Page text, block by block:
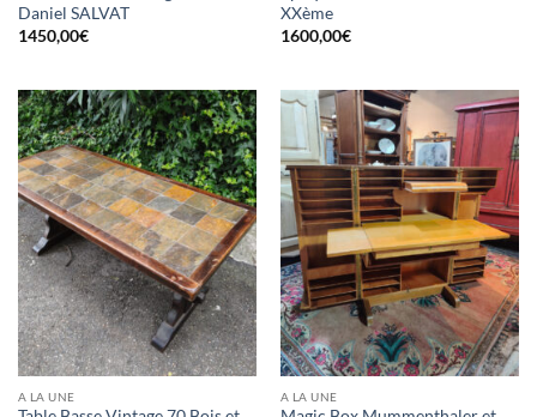
Daniel SALVAT
1450,00€
XXème
1600,00€
A LA UNE A LA UNE